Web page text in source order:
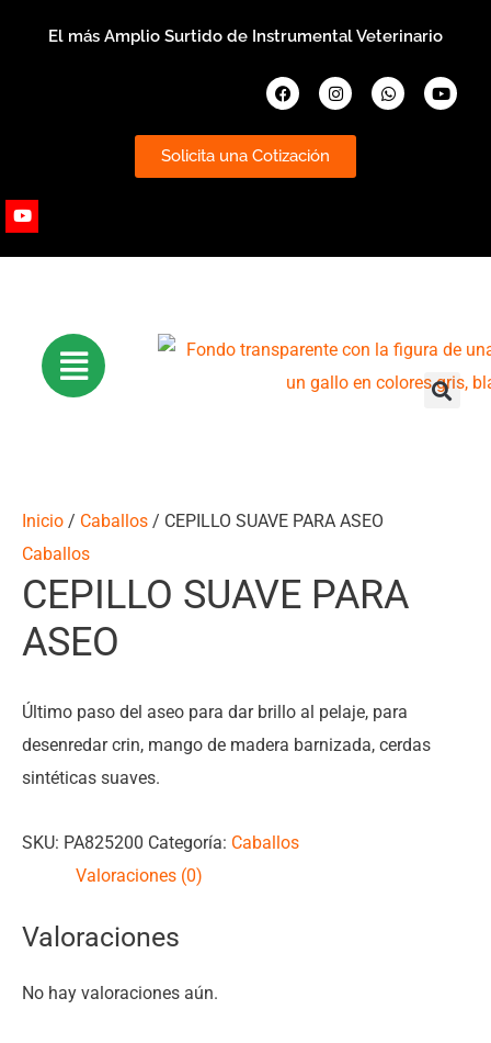
El más Amplio Surtido de Instrumental Veterinario
FacebookInstagramWhatsapp
Solicita una Cotización
Youtube
Inicio / Caballos / CEPILLO SUAVE PARA ASEO
Caballos
CEPILLO SUAVE PARA
ASEO
Último paso del aseo para dar brillo al pelaje, para
desenredar crin, mango de madera barnizada, cerdas
sintéticas suaves.
SKU: PA825200 Categoría: Caballos
Valoraciones (0)
Valoraciones
No hay valoraciones aún.